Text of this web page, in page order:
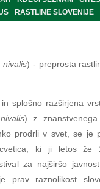
RASTLINE SLOVENIJE
nivalis) - preprosta
splošno razširjena
) z znanstvenega
prodrli v svet, se je
ki ji letos že
za najširšo
prav raznolikost